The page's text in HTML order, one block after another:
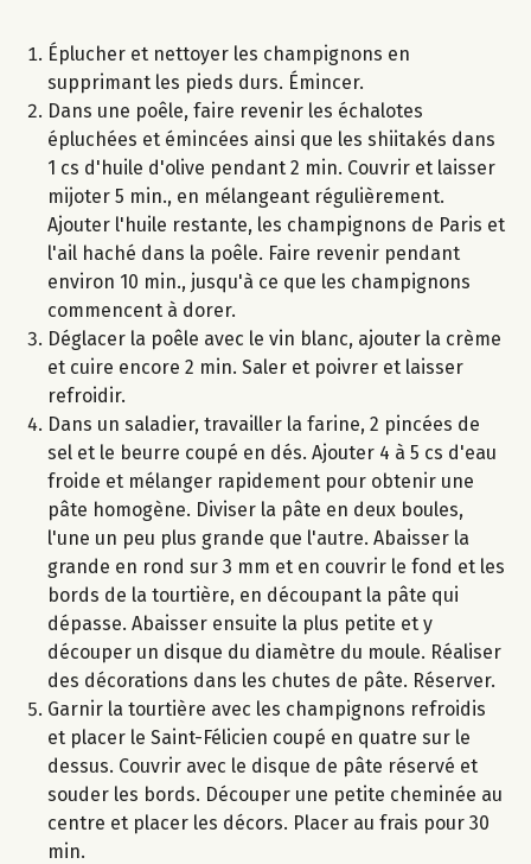
Éplucher et nettoyer les champignons en
supprimant les pieds durs. Émincer.
Dans une poêle, faire revenir les échalotes
épluchées et émincées ainsi que les shiitakés dans
1 cs d'huile d'olive pendant 2 min. Couvrir et laisser
mijoter 5 min., en mélangeant régulièrement.
Ajouter l'huile restante, les champignons de Paris et
l'ail haché dans la poêle. Faire revenir pendant
environ 10 min., jusqu'à ce que les champignons
commencent à dorer.
Déglacer la poêle avec le vin blanc, ajouter la crème
et cuire encore 2 min. Saler et poivrer et laisser
refroidir.
Dans un saladier, travailler la farine, 2 pincées de
sel et le beurre coupé en dés. Ajouter 4 à 5 cs d'eau
froide et mélanger rapidement pour obtenir une
pâte homogène. Diviser la pâte en deux boules,
l'une un peu plus grande que l'autre. Abaisser la
grande en rond sur 3 mm et en couvrir le fond et les
bords de la tourtière, en découpant la pâte qui
dépasse. Abaisser ensuite la plus petite et y
découper un disque du diamètre du moule. Réaliser
des décorations dans les chutes de pâte. Réserver.
Garnir la tourtière avec les champignons refroidis
et placer le Saint-Félicien coupé en quatre sur le
dessus. Couvrir avec le disque de pâte réservé et
souder les bords. Découper une petite cheminée au
centre et placer les décors. Placer au frais pour 30
min.